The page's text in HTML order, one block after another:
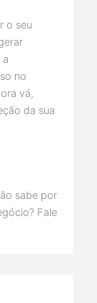
o seu
no
vá,
da sua
sabe por
Fale